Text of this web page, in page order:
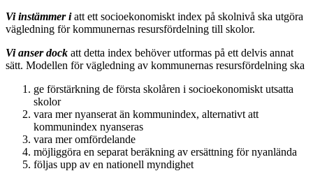
Vi instämmer iatt ett socioekonomiskt index på skolnivå ska utgöra
vägledning för kommunernas resursfördelning till skolor.
Vi anser dock att detta index behöver utformas på ett delvis annat
sätt. Modellen för vägledning av kommunernas resursfördelning ska
ge förstärkning de första skolåren i socioekonomiskt utsatta
skolor
vara mer nyanserat än kommunindex, alternativt att
kommunindex nyanseras
vara mer omfördelande
möjliggöra en separat beräkning av ersättning för nyanlända
följas upp av en nationell myndighet